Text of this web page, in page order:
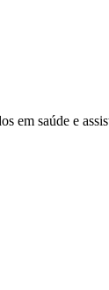
em saúde e